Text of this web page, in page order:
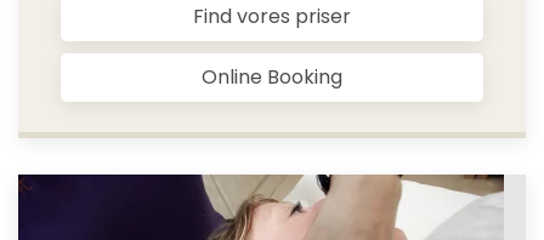
Find vores priser
Online Booking